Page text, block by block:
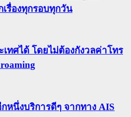
รื่องทุกรอบทุกวัน
เทศได้ โดยไม่ต้องกังวลค่าโทร
กหนึ่งบริการดีๆ จากทาง AIS